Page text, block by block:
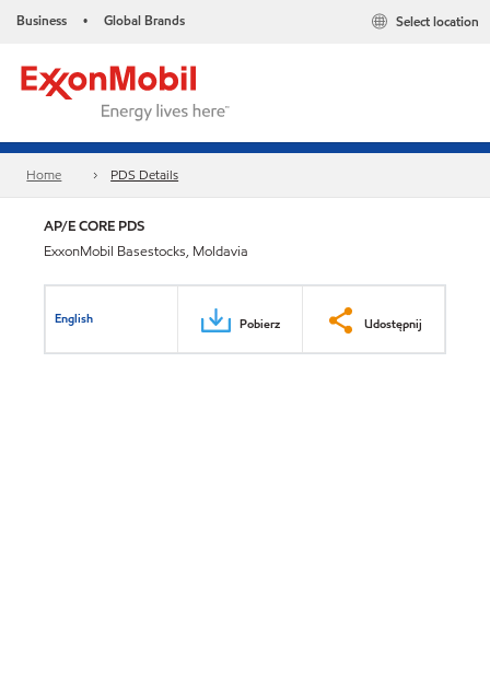
Business • Global Brands Select location
Home PDS Details
AP/E CORE PDS
ExxonMobil Basestocks, Moldavia
English Pobierz Udostępnij